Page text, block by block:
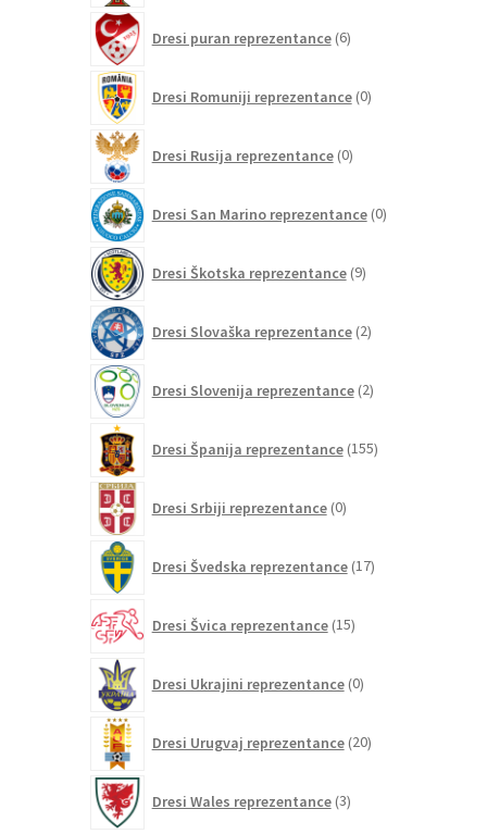
Dresi puran reprezentance 6izdelkov
Dresi Romuniji reprezentance 0izdelkov
Dresi Rusija reprezentance 0izdelkov
Dresi San Marino reprezentance 0izdelkov
Dresi Škotska reprezentance 9izdelkov
Dresi Slovaška reprezentance 2izdelka
Dresi Slovenija reprezentance 2izdelka
Dresi Španija reprezentance 155izdelkov
Dresi Srbiji reprezentance 0izdelkov
Dresi Švedska reprezentance 17izdelkov
Dresi Švica reprezentance 15izdelkov
Dresi Ukrajini reprezentance 0izdelkov
Dresi Urugvaj reprezentance 20izdelkov
Dresi Wales reprezentance 3izdelki